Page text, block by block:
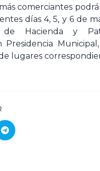
comerciantes
días 4, 5, y 6 de
de Hacienda y
Presidencia
lugares